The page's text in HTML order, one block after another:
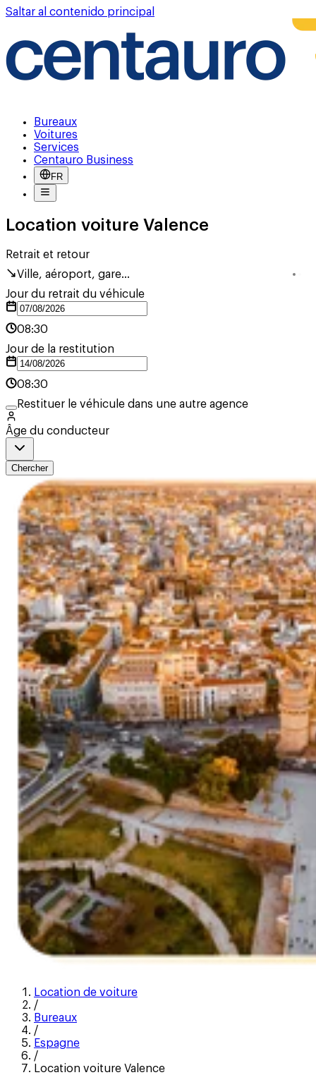
Saltar al contenido principal
Bureaux
Voitures
Services
Centauro Business
FR
Location voiture Valence
Retrait et retour
Ville, aéroport, gare...
Jour du retrait du véhicule
08:30
Jour de la restitution
08:30
Restituer le véhicule dans une autre agence
Âge du conducteur
Chercher
Location de voiture
/
Bureaux
/
Espagne
/
Location voiture Valence